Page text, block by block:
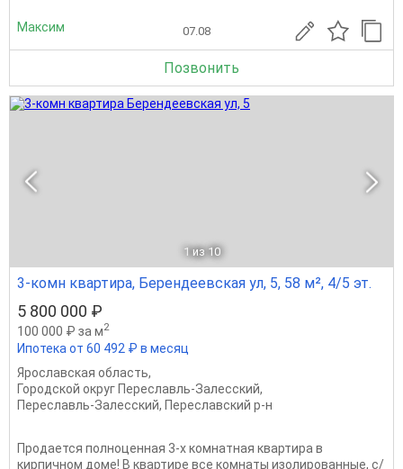
Максим 07.08
Позвонить
1 из 10
3-комн квартира, Берендеевская ул, 5, 58 м², 4/5 эт.
5 800 000 ₽
100 000 ₽ за м2
Ипотека от 60 492 ₽ в месяц
Ярославская область,
Городской округ Переславль-Залесский,
Переславль-Залесский, Переславский р-н
Продается полноценная 3-х комнатная квартира в
кирпичном доме! В квартире все комнаты изолированные, с/